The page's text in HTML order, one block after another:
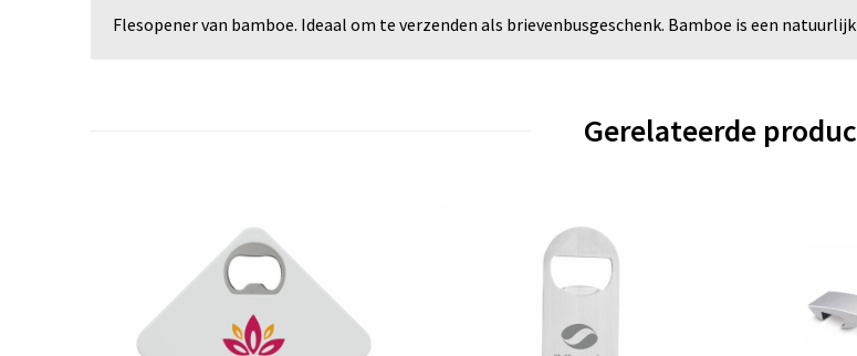
Flesopener van bamboe. Ideaal om te verzenden als brievenbusgeschenk. Bamboe is een
Gerelateerde